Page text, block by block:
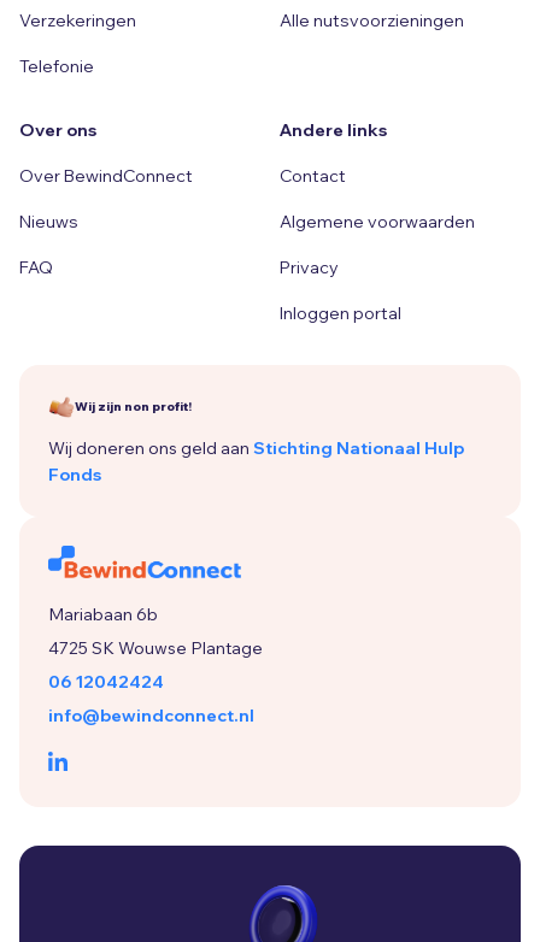
Verzekeringen
Telefonie
Alle nutsvoorzieningen
Over ons
Over BewindConnect
Nieuws
FAQ
Andere links
Contact
Algemene voorwaarden
Privacy
Inloggen portal
Mariabaan 6b
4725 SK Wouwse Plantage
06 12042424
info@bewindconnect.nl
Wij zijn non profit!
Wij doneren ons geld aan Stichting Nationaal Hulp
Fonds